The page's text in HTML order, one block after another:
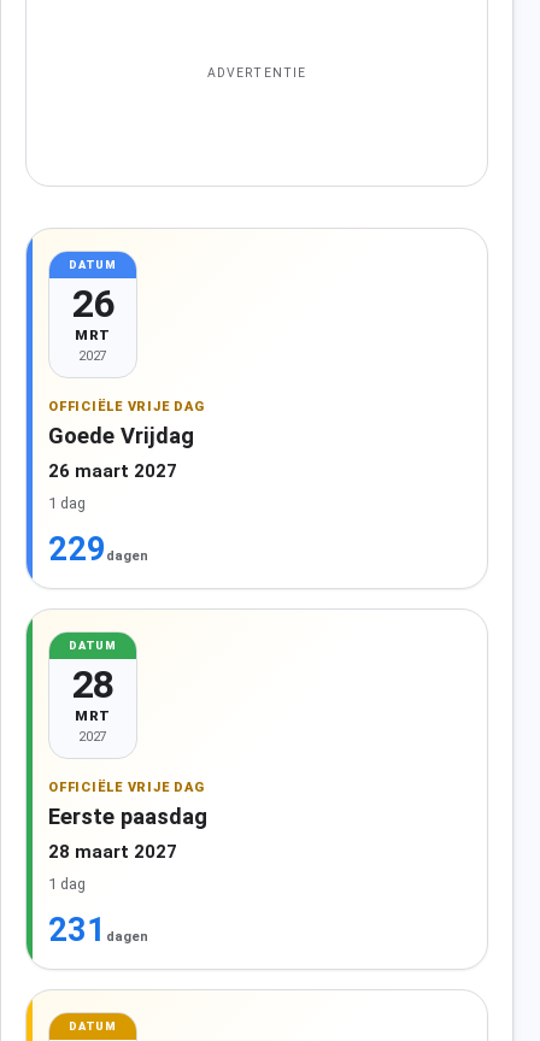
ADVERTENTIE
DATUM
26
MRT
2027
OFFICIËLE VRIJE DAG
Goede Vrijdag
26 maart 2027
1 dag
229 dagen
DATUM
28
MRT
2027
OFFICIËLE VRIJE DAG
Eerste paasdag
28 maart 2027
1 dag
231 dagen
DATUM